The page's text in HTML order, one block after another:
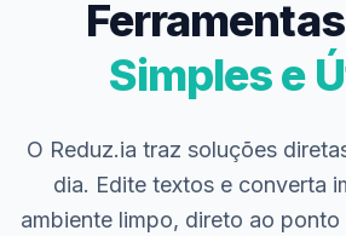
Simples e
O Reduz.ia traz soluções
dia. Edite textos e converta
ambiente limpo, direto ao ponto